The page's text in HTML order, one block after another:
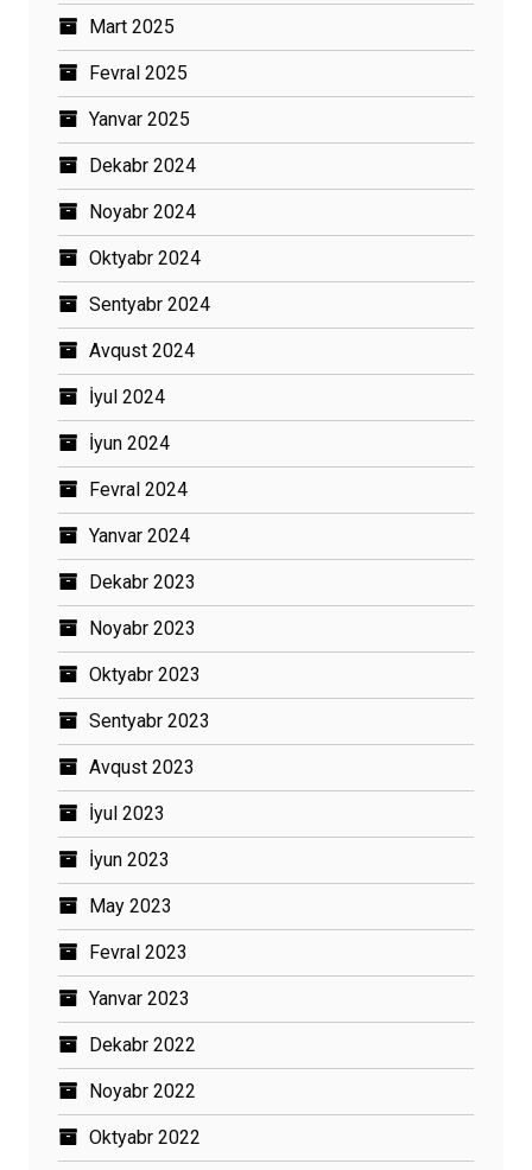
Mart 2025
Fevral 2025
Yanvar 2025
Dekabr 2024
Noyabr 2024
Oktyabr 2024
Sentyabr 2024
Avqust 2024
İyul 2024
İyun 2024
Fevral 2024
Yanvar 2024
Dekabr 2023
Noyabr 2023
Oktyabr 2023
Sentyabr 2023
Avqust 2023
İyul 2023
İyun 2023
May 2023
Fevral 2023
Yanvar 2023
Dekabr 2022
Noyabr 2022
Oktyabr 2022